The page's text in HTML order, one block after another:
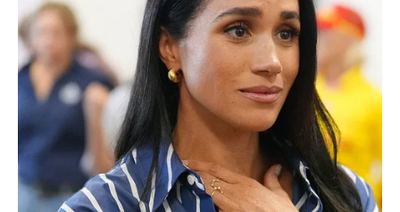
kako možemo doprinijeti zajednici.Filantropski doprinosi
ne samo da pomažu drugima, već također ostavljaju
naslijeđe koje odražava naše vrijednosti.Bilo da
donirate novac lokalnim organizacijama, obrazovnim
institucijama ili humanitarnim projektima, vaša dobra djela
mogu imati dugotrajan uticaj. Na primjer, uzdizanje škola,
bolnica ili socijalnih službi može pružiti mnogima priliku
za bolje sutra.